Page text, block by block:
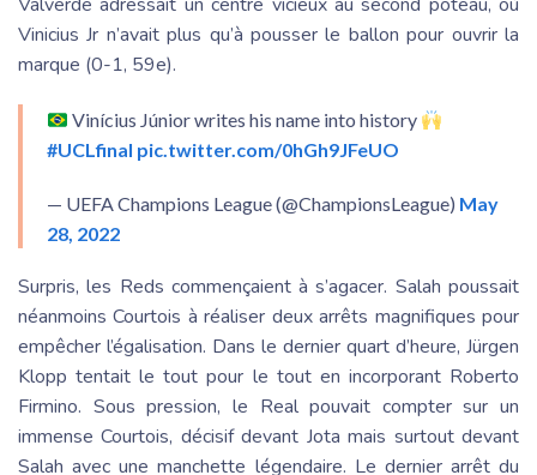
Vinicius Jr n’avait plus qu’à pousser le ballon pour ouvrir la
marque (0-1, 59e).
Vinícius Júnior writes his name into history
#UCLfinal pic.twitter.com/0hGh9JFeUO
— UEFA Champions League (@ChampionsLeague) May
28, 2022
Surpris, les Reds commençaient à s’agacer. Salah poussait
néanmoins Courtois à réaliser deux arrêts magnifiques pour
empêcher l’égalisation. Dans le dernier quart d’heure, Jürgen
Klopp tentait le tout pour le tout en incorporant Roberto
Firmino. Sous pression, le Real pouvait compter sur un
immense Courtois, décisif devant Jota mais surtout devant
Salah avec une manchette légendaire. Le dernier arrêt du